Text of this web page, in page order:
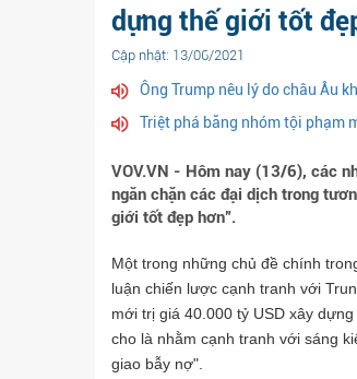
dựng thế giới tốt
Cập nhật: 13/06/2021
Ông Trump nêu lý do châu Âu
Triệt phá băng nhóm tội phạm
VOV.VN - Hôm nay (13/6), các
ngăn chặn các đại dịch trong
giới tốt đẹp hơn”.
Một trong những chủ đề chính
luận chiến lược cạnh tranh với
mới trị giá 40.000 tỷ USD xây
cho là nhằm cạnh tranh với sáng
giao bẫy nợ".